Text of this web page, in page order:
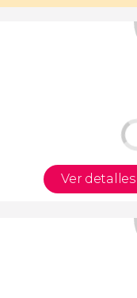
Ver detalles